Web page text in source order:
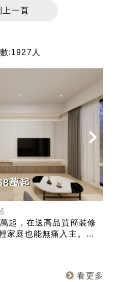
上一頁
:1927人
萬起
起，在送高品質簡裝修
家庭也能無痛入主。產
品質、高採光、高效率
學」
看更多